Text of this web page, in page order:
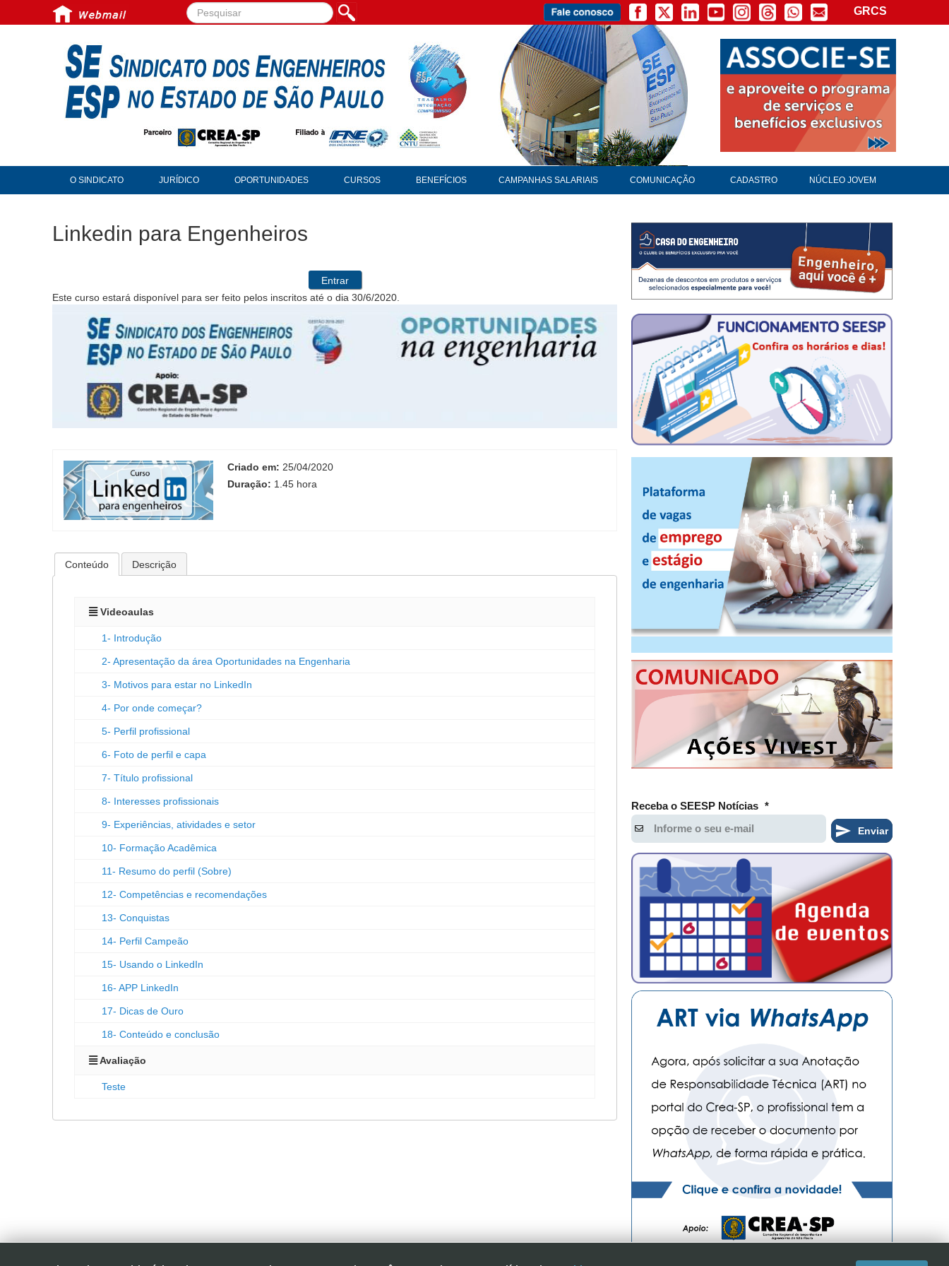
Pesquisar... GRCS
O SINDICATO JURÍDICO OPORTUNIDADES CURSOS BENEFÍCIOS CAMPANHAS SALARIAIS COMUNICAÇÃO CADASTRO NÚCLEO JOVEM
Linkedin para Engenheiros
Entrar
Este curso estará disponível para ser feito pelos inscritos até o dia 30/6/2020.
Criado em: 25/04/2020
Duração: 1.45 hora
Conteúdo Descrição
Videoaulas
1- Introdução
2- Apresentação da área Oportunidades na Engenharia
3- Motivos para estar no LinkedIn
4- Por onde começar?
5- Perfil profissional
6- Foto de perfil e capa
7- Título profissional
8- Interesses profissionais
9- Experiências, atividades e setor
10- Formação Acadêmica
11- Resumo do perfil (Sobre)
12- Competências e recomendações
13- Conquistas
14- Perfil Campeão
15- Usando o LinkedIn
16- APP LinkedIn
17- Dicas de Ouro
18- Conteúdo e conclusão
Avaliação
Teste
Receba o SEESP Notícias *
Enviar